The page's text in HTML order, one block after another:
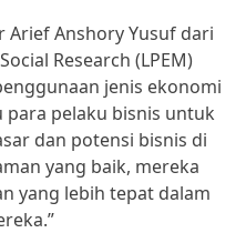
Arief Anshory Yusuf dari
Research (LPEM)
jenis ekonomi
pelaku bisnis untuk
dan potensi bisnis di
yang baik, mereka
yang lebih tepat dalam